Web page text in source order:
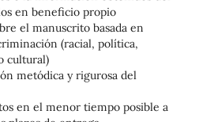
en beneficio propio
el manuscrito basada en
(racial, política,
cultural)
metódica y rigurosa del
en el menor tiempo posible a